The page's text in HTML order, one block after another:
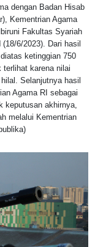
dengan Badan Hisab
Kementrian Agama
Fakultas Syariah
6/2023). Dari hasil
ketinggian 750
terlihat karena nilai
Selanjutnya hasil
Agama RI sebagai
keputusan akhirnya,
melalui Kementrian